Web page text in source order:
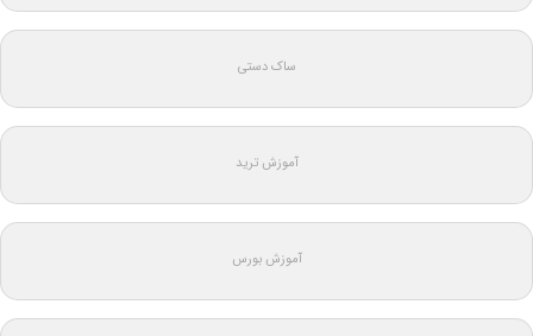
ساک دستی
آموزش ترید
آموزش بورس